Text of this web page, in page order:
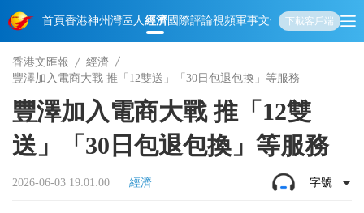
首頁香港神州 灣區人經濟國際評論視頻軍事文化 娛樂生活教育體
下載客戶端
香港文匯報
經濟
豐澤加入電商大戰 推「12雙送」「30日包退包換」等服務
豐澤加入電商大戰 推「12雙
送」「30日包退包換」等服務
2026-06-03 19:01:00 經濟 字號